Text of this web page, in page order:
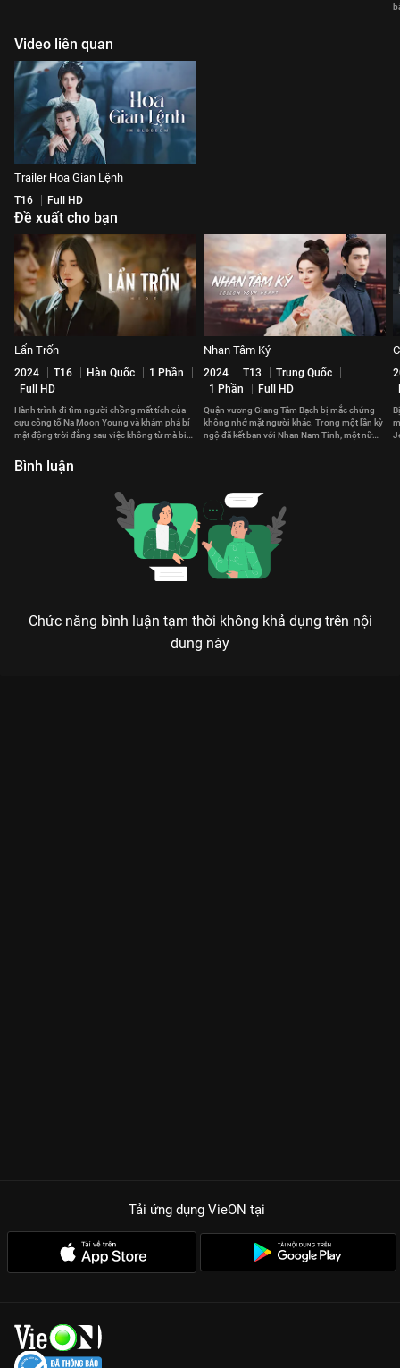
Video liên quan
Trailer Hoa Gian Lệnh
T16 Full HD
Đề xuất cho bạn
Lẩn Trốn
2024 T16 Hàn Quốc
1 Phần
Full HD
Hành trình đi tìm người chồng mất tích của
cựu công tố Na Moon Young và khám phá bí
mật động trời đằng sau việc không từ mà biệt
Nhan Tâm Ký
2024 T13
Trung Quốc
1 Phần
Full HD
Quận vương Giang Tâm Bạch bị mắc chứng
không nhớ mặt người khác. Trong một lần kỳ
ngộ đã kết bạn với Nhan Nam Tinh, một nữ
Bình luận
Chức năng bình luận tạm thời không khả dụng trên nội
dung này
Tải ứng dụng VieON tại